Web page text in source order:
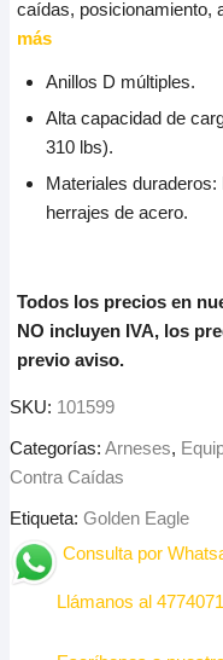
caídas, posicionamiento,
más
Anillos D múltiples.
Alta capacidad de
310 lbs).
Materiales
herrajes de acero.
Todos los precios en
NO incluyen IVA, los
previo aviso.
SKU: 101599
Categorías: Arneses,
Contra Caídas
Etiqueta: Golden Eagle
Consulta por
Llámanos al